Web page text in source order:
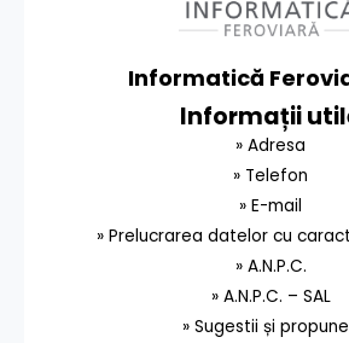
Informatică
Informații
» Adresa
» Telefon
» E-mail
» Prelucrarea datelor cu
» A.N.P.C.
» A.N.P.C. – SAL
» Sugestii și